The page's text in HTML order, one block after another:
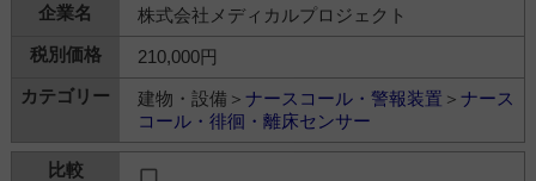
株式会社メディカルプロジェクト
210,000円
建物・設備＞ ナースコール・警報装置 ＞ ナース
コール・徘徊・離床センサー